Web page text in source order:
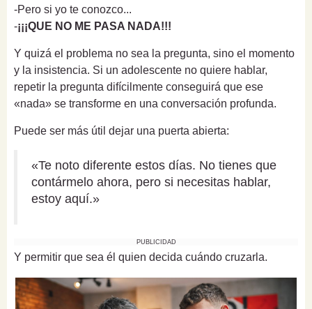
-Pero si yo te conozco...
-¡¡¡QUE NO ME PASA NADA!!!
Y quizá el problema no sea la pregunta, sino el momento
y la insistencia. Si un adolescente no quiere hablar,
repetir la pregunta difícilmente conseguirá que ese
«nada» se transforme en una conversación profunda.
Puede ser más útil dejar una puerta abierta:
«Te noto diferente estos días. No tienes que
contármelo ahora, pero si necesitas hablar,
estoy aquí.»
PUBLICIDAD
Y permitir que sea él quien decida cuándo cruzarla.